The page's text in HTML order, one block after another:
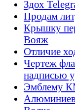
Здох
Продам
Крышку
Вояж
Отличие
Чертеж
надписью
Эмблему